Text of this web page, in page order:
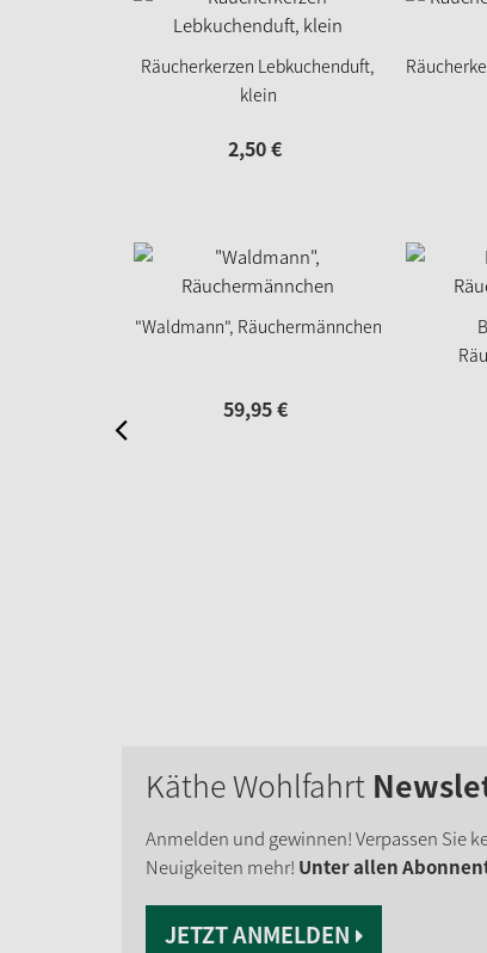
Räucherkerzen Lebkuchenduft,
klein
2,50€
"Waldmann", Räuchermännchen
59,95€
Käthe Wohlfahrt
Anmelden und gewinnen! Verpassen Sie
Neuigkeiten mehr! Unter allen
JETZT ANMELDEN